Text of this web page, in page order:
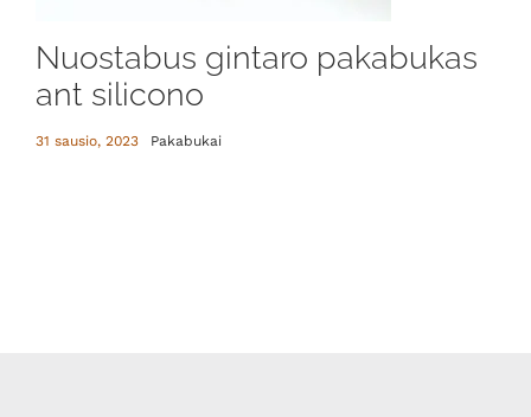
Nuostabus gintaro pakabukas
ant silicono
31 sausio, 2023 Pakabukai